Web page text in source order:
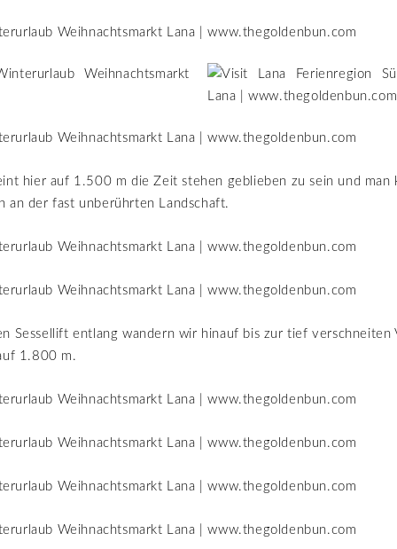
hier auf 1.500 m die Zeit stehen geblieben zu sein und man
an der fast unberührten Landschaft.
Sessellift entlang wandern wir hinauf bis zur tief verschneiten
1.800 m.